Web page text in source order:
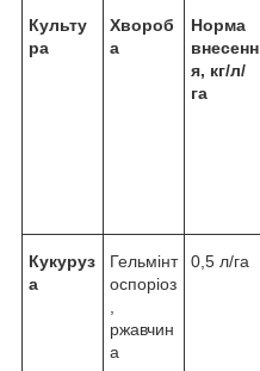
Культу
ра
Хвороб
а
Норма
внесенн
я, кг/л/
га
Кукуруз
а
Гельмінт
оспоріоз
ржавчин
а
0,5 л/га